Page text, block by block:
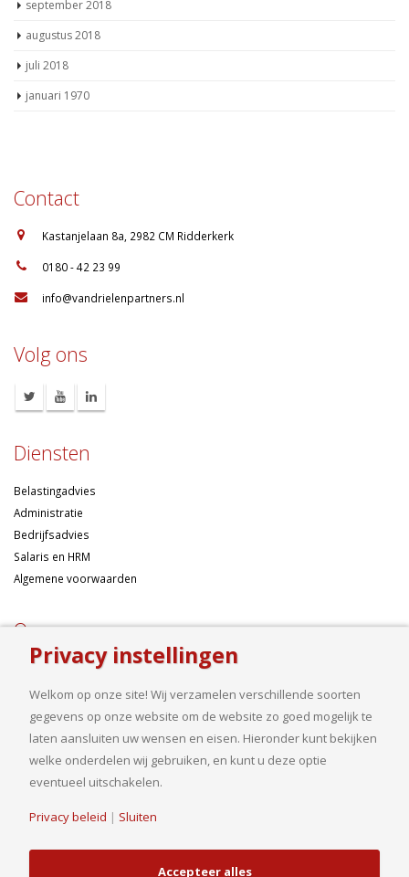
september 2018
augustus 2018
juli 2018
januari 1970
Contact
Kastanjelaan 8a, 2982 CM Ridderkerk
0180 - 42 23 99
info@vandrielenpartners.nl
Volg ons
Diensten
Belastingadvies
Administratie
Bedrijfsadvies
Salaris en HRM
Algemene voorwaarden
Over ons
Ondernemen betekent risico’s nemen, maar dan liefst wel zo
samengesteld mogelijk. Of u nu een onderneming wilt starten met een
goed financieel plan, uw bedrijf wilt uitbreiden op basis van gedegen
cijfers, uw jaarcijfers samengesteld wilt hebben of een helder advies
nodig heeft, bij ons bent u aan het goede adres.
Privacy instellingen
Welkom op onze site! Wij verzamelen verschillende soorten
gegevens op onze website om de website zo goed mogelijk te
laten aansluiten uw wensen en eisen. Hieronder kunt bekijken
welke onderdelen wij gebruiken, en kunt u deze optie
eventueel uitschakelen.
Privacy beleid | Sluiten
Accepteer alles